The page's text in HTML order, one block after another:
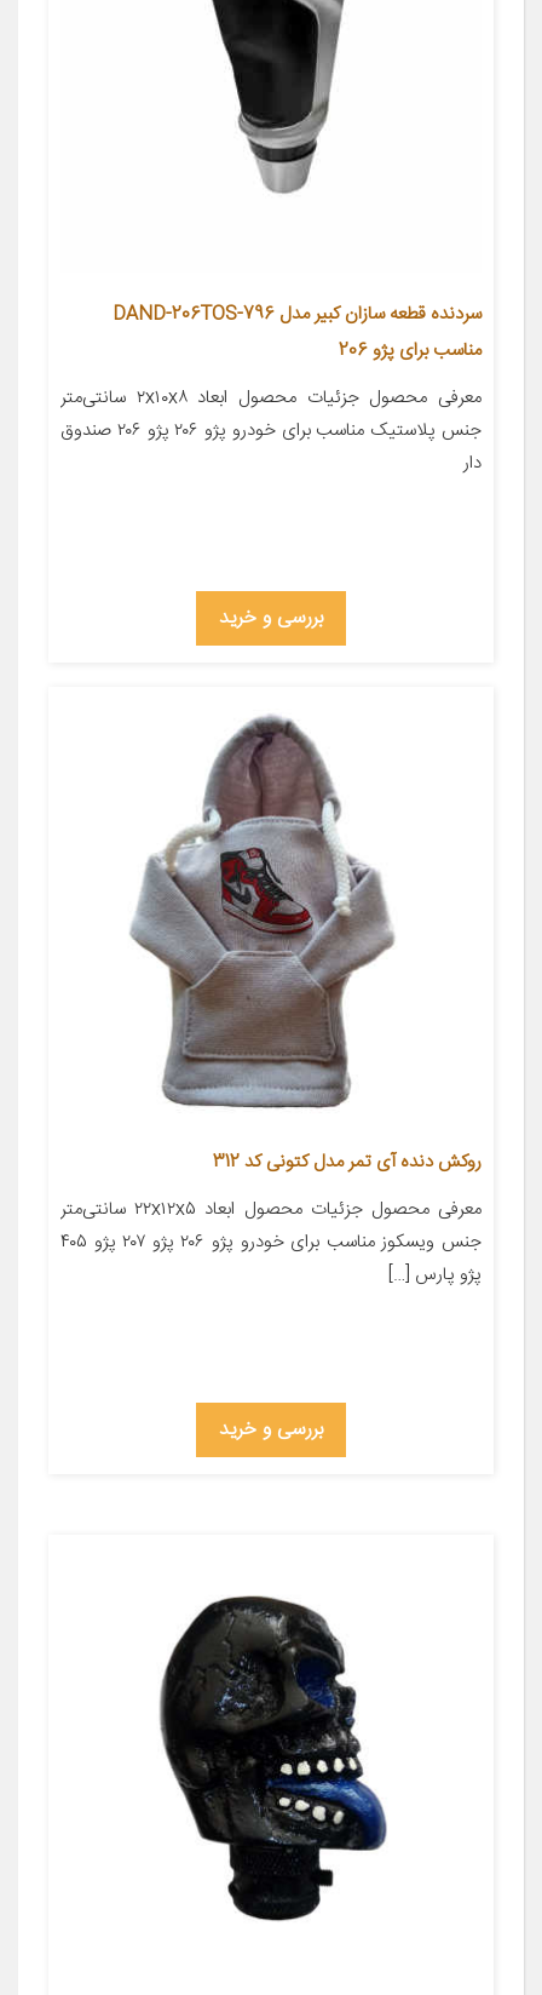
سردنده قطعه سازان کبیر مدل DAND-206TOS-796
مناسب برای پژو 206
معرفی محصول جزئیات محصول ابعاد ۲x۱۰x۸ سانتی‌متر
جنس پلاستیک مناسب برای خودرو پژو ۲۰۶ پژو ۲۰۶ صندوق
دار
بررسی و خرید
روکش دنده آی تمر مدل کتونی کد 312
معرفی محصول جزئیات محصول ابعاد ۲۲x۱۲x۵ سانتی‌متر
جنس ویسکوز مناسب برای خودرو پژو ۲۰۶ پژو ۲۰۷ پژو ۴۰۵
پژو پارس […]
بررسی و خرید